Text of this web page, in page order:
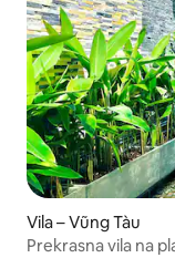
Vila – Vũng Tàu
Prekrasna vila na